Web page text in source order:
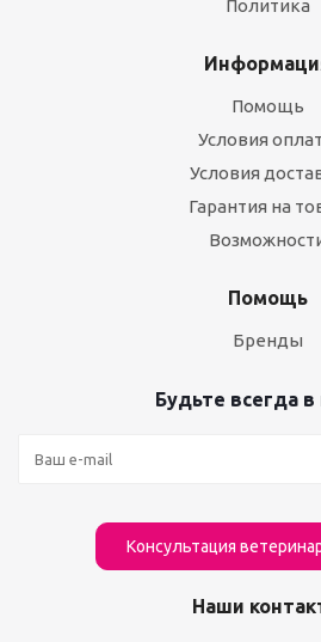
Политика
Помощь
Условия
Условия
Гарантия на
Помощь
Бренды
Будьте всегда в
Консультация
Наши